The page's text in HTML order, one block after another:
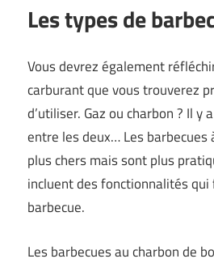
Les types de
Vous devrez également
carburant que vous trouverez
d’utiliser. Gaz ou charbon ? Il y
entre les deux… Les barbecues
plus chers mais sont plus
incluent des fonctionnalités
barbecue.
Les barbecues au charbon de